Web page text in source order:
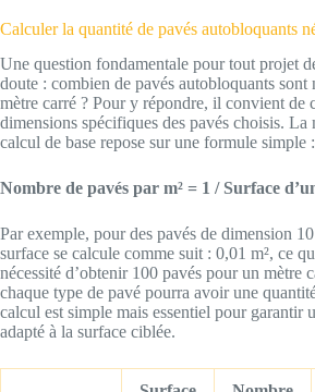
Calculer la quantité de pavés autobloquants
Une question fondamentale pour tout projet
doute : combien de pavés autobloquants sont
mètre carré ? Pour y répondre, il convient de
dimensions spécifiques des pavés choisis. La
calcul de base repose sur une formule simple :
Nombre de pavés par m² = 1 / Surface
Par exemple, pour des pavés de dimension
surface se calcule comme suit : 0,01 m², ce
nécessité d’obtenir 100 pavés pour un mètre
chaque type de pavé pourra avoir une
calcul est simple mais essentiel pour garantir
adapté à la surface ciblée.